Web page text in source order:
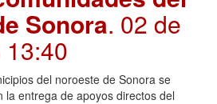
Sonora. 02 de
del noroeste de Sonora se
la entrega de apoyos directos del